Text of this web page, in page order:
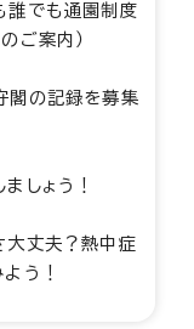
誰でも通園制度
ご案内）
閣の記録を募集
しょう！
大丈夫？熱中症
う！